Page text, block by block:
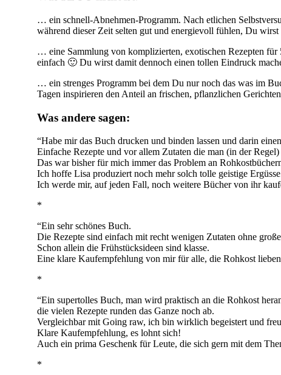
… ein schnell-Abnehmen-Programm. Nach etlichen
während dieser Zeit selten gut und energievoll fühlen, Du
… eine Sammlung von komplizierten, exotischen Rezepten für
einfach 🙂 Du wirst damit dennoch einen tollen Eindruck
… ein strenges Programm bei dem Du nur noch das was im
Tagen inspirieren den Anteil an frischen, pflanzlichen
Was andere sagen:
“Habe mir das Buch drucken und binden lassen und darin
Einfache Rezepte und vor allem Zutaten die man (in der
Das war bisher für mich immer das Problem an
Ich hoffe Lisa produziert noch mehr solch tolle geistige
Ich werde mir, auf jeden Fall, noch weitere Bücher von ihr
*
“Ein sehr schönes Buch.
Die Rezepte sind einfach mit recht wenigen Zutaten ohne
Schon allein die Frühstücksideen sind klasse.
Eine klare Kaufempfehlung von mir für alle, die Rohkost
*
“Ein supertolles Buch, man wird praktisch an die Rohkost
die vielen Rezepte runden das Ganze noch ab.
Vergleichbar mit Going raw, ich bin wirklich begeistert und
Klare Kaufempfehlung, es lohnt sich!
Auch ein prima Geschenk für Leute, die sich gern mit dem
*